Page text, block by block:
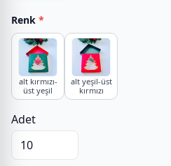
Renk *
alt kırmızı-
üst yeşil
alt yeşil-üst
kırmızı
Adet